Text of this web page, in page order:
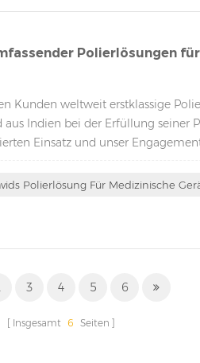
Polierlösungen
Kunden weltweit erstklassige
Indien bei der Erfüllung seiner
Einsatz und unser
Polierlösung Für Medizinische
3 4 5 6
Insgesamt 6 Seiten